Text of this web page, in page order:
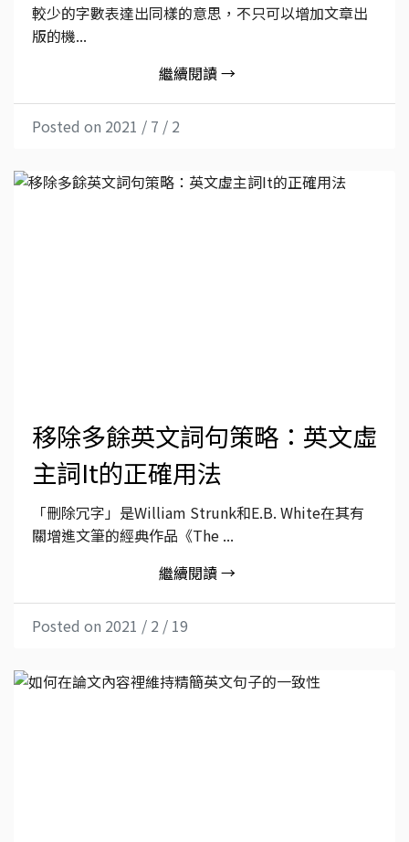
較少的字數表達出同樣的意思，不只可以增加文章出
版的機...
繼續閱讀 →
Posted on 2021 / 7 / 2
移除多餘英文詞句策略：英文虛
主詞It的正確用法
「刪除冗字」是William Strunk和E.B. White在其有
關增進文筆的經典作品《The ...
繼續閱讀 →
Posted on 2021 / 2 / 19